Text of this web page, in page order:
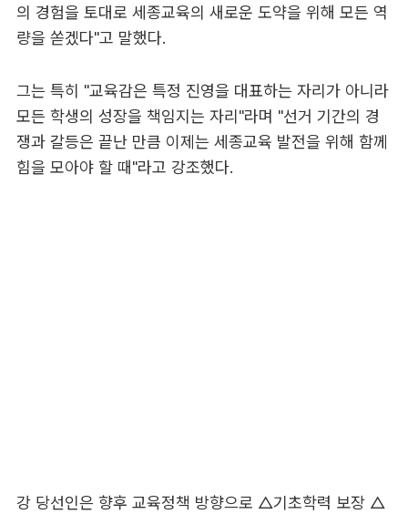
의 경험을 토대로 세종교육의 새로운 도약을 위해 모든 역
량을 쏟겠다"고 말했다.
그는 특히 "교육감은 특정 진영을 대표하는 자리가 아니라
모든 학생의 성장을 책임지는 자리"라며 "선거 기간의 경
쟁과 갈등은 끝난 만큼 이제는 세종교육 발전을 위해 함께
힘을 모아야 할 때"라고 강조했다.
강 당선인은 향후 교육정책 방향으로 △기초학력 보장 △